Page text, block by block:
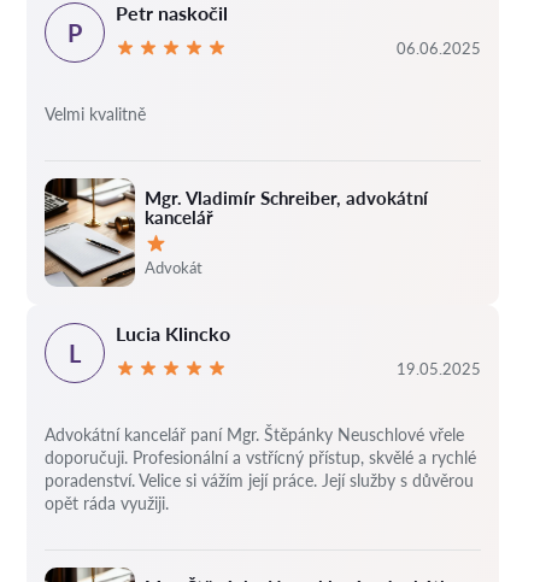
Mgr. Vladimír Schreiber, advokátní
kancelář
Hodnocení:
Advokát
P
Petr naskočil
06.06.2025
Velmi kvalitně
L
Lucia Klincko
19.05.2025
Advokátní kancelář paní Mgr. Štěpánky Neuschlové vřele
doporučuji. Profesionální a vstřícný přístup, skvělé a rychlé
poradenství. Velice si vážím její práce. Její služby s důvěrou
opět ráda využiji.